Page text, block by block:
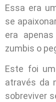
Essa era
se
era
zumbis o
Este foi
através da
sobreviver